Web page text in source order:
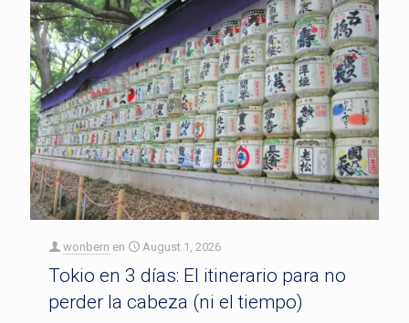
wonbern en August 1, 2026
Tokio en 3 días: El itinerario para no
perder la cabeza (ni el tiempo)